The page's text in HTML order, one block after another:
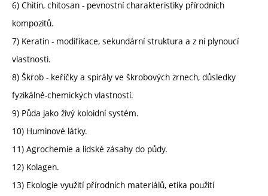
6) Chitin, chitosan - pevnostní charakteristiky přírodních
kompozitů.
7) Keratin - modifikace, sekundární struktura a z ní plynoucí
vlastnosti.
8) Škrob - keříčky a spirály ve škrobových zrnech, důsledky
fyzikálně-chemických vlastností.
9) Půda jako živý koloidní systém.
10) Huminové látky.
11) Agrochemie a lidské zásahy do půdy.
12) Kolagen.
13) Ekologie využití přírodních materiálů, etika použití